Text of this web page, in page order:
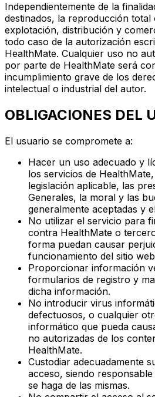
Independientemente de la
destinados, la reproducción total
explotación, distribución y
todo caso de la autorización
HealthMate. Cualquier uso no
por parte de HealthMate será
incumplimiento grave de los
intelectual o industrial del autor.
OBLIGACIONES DEL
El usuario se compromete a:
Hacer un uso adecuado y
los servicios de
legislación aplicable, las
Generales, la moral y las
generalmente aceptadas y
No utilizar el servicio para
contra HealthMate o
forma puedan causar
funcionamiento del sitio
Proporcionar información
formularios de registro y
dicha información.
No introducir virus
defectuosos, o cualquier
informático que pueda
no autorizadas de los
HealthMate.
Custodiar adecuadamente
acceso, siendo
se haga de las mismas.